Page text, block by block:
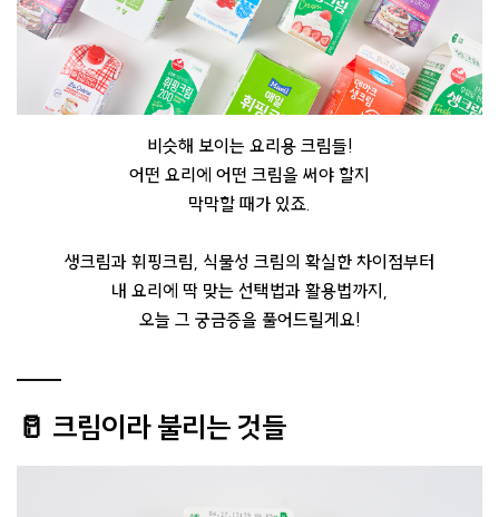
비슷해 보이는 요리용 크림들!
어떤 요리에 어떤 크림을 써야 할지
막막할 때가 있죠.
생크림과 휘핑크림, 식물성 크림의 확실한 차이점부터
내 요리에 딱 맞는 선택법과 활용법까지,
오늘 그 궁금증을 풀어드릴게요!
🥛 크림이라 불리는 것들